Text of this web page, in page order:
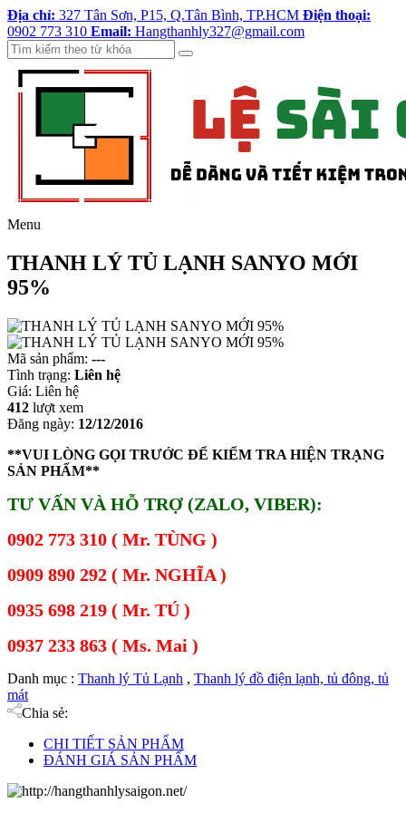
Địa chỉ: 327 Tân Sơn, P15, Q.Tân Bình, TP.HCM Điện thoại:
0902 773 310 Email: Hangthanhly327@gmail.com
Menu
THANH LÝ TỦ LẠNH SANYO MỚI
95%
Mã sản phẩm: ---
Tình trạng: Liên hệ
Giá: Liên hệ
412 lượt xem
Đăng ngày: 12/12/2016
**VUI LÒNG GỌI TRƯỚC ĐỂ KIỂM TRA HIỆN TRẠNG
SẢN PHẨM**
TƯ VẤN VÀ HỖ TRỢ (ZALO, VIBER):
0902 773 310 ( Mr. TÙNG )
0909 890 292 ( Mr. NGHĨA )
0935 698 219 ( Mr. TÚ )
0937 233 863 ( Ms. Mai )
Danh mục : Thanh lý Tủ Lạnh , Thanh lý đồ điện lạnh, tủ đông, tủ
mát
Chia sẻ:
CHI TIẾT SẢN PHẨM
ĐÁNH GIÁ SẢN PHẨM